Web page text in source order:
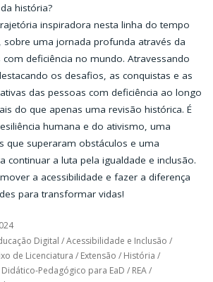
história?
inspiradora nesta linha do tempo
sobre uma jornada profunda através da
deficiência no mundo. Atravessando
os desafios, as conquistas e as
das pessoas com deficiência ao longo
do que apenas uma revisão histórica. É
humana e do ativismo, uma
que superaram obstáculos e uma
continuar a luta pela igualdade e inclusão.
a acessibilidade e fazer a diferença
para transformar vidas!
Digital /Acessibilidade e Inclusão /
de Licenciatura / Extensão / História /
Pedagógico para EaD / REA/